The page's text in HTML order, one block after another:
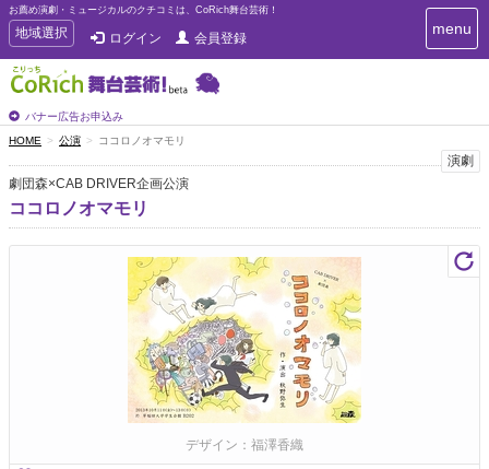
お薦め演劇・ミュージカルのクチコミは、CoRich舞台芸術！
T
o
g
g
e
n
a
v
g
地域選択 ログイン 会員登録
バナー広告お申込み
T
o
i
g
menu
HOME 公演 ココロノオマモリ
演劇
劇団森×CAB DRIVER企画公演
ココロノオマモリ
デザイン：福澤香織